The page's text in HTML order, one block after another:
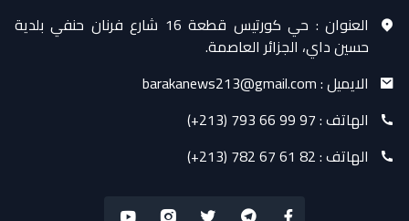
العنوان :
حي كورتيس قطعة 16 شارع فرنان حنفي بلدية
حسين داي، الجزائر العاصمة.
الايميل :barakanews213@gmail.com
الهاتف :(+213) 793 66 99 97
الهاتف :(+213) 782 67 61 82